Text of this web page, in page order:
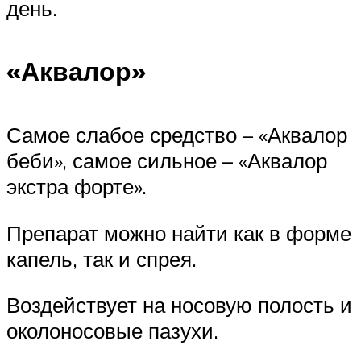
день.
«Аквалор»
Самое слабое средство – «Аквалор
беби», самое сильное – «Аквалор
экстра форте».
Препарат можно найти как в форме
капель, так и спрея.
Воздействует на носовую полость и
околоносовые пазухи.